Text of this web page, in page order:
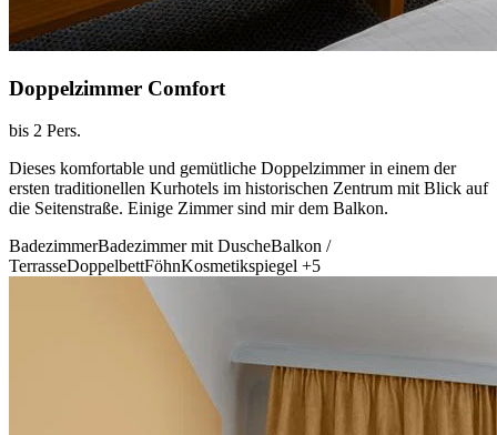
Doppelzimmer Comfort
bis 2 Pers.
Dieses komfortable und gemütliche Doppelzimmer in einem der
ersten traditionellen Kurhotels im historischen Zentrum mit Blick auf
die Seitenstraße. Einige Zimmer sind mir dem Balkon.
BadezimmerBadezimmer mit DuscheBalkon /
TerrasseDoppelbettFöhnKosmetikspiegel +5